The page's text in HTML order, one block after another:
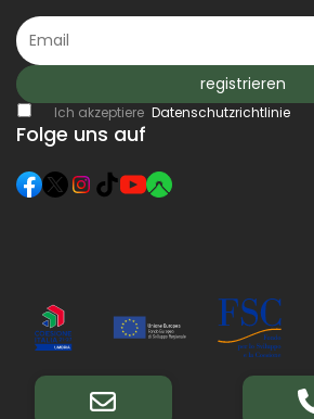
registrieren
Ich akzeptiere Datenschutzrichtlinie
Folge uns auf